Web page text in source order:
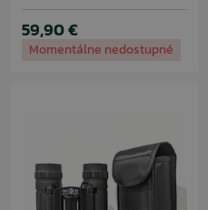
59,90 €
Momentálne nedostupné